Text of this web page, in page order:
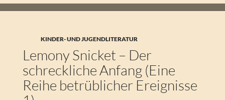
KINDER- UND JUGENDLITERATUR
Lemony Snicket – Der
schreckliche Anfang (Eine
Reihe betrüblicher Ereignisse